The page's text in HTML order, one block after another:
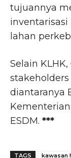
tujuannya
lahan
Selain
diantaranya
ESDM. ***
TAGS kawasan